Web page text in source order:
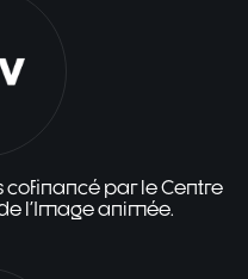
cofinancé par le Centre
l'Image animée.